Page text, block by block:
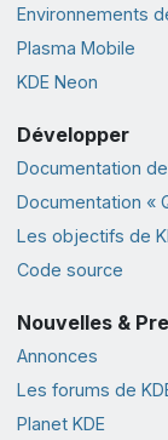
Environnements
Plasma Mobile
KDE Neon
Développer
Documentation
Documentation «
Les objectifs de
Code source
Nouvelles &
Annonces
Les forums de
Planet KDE